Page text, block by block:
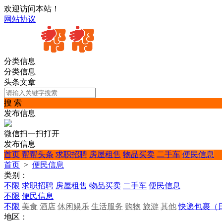
欢迎访问本站！
网站协议
分类信息
分类信息
头条文章
搜 索
发布信息
微信扫一扫打开
发布信息
首页 帮帮头条 求职招聘 房屋租售 物品买卖 二手车 便民信息
首页 > 便民信息
类别：
不限 求职招聘 房屋租售 物品买卖 二手车 便民信息
不限 便民信息
不限 美食 酒店 休闲娱乐 生活服务 购物 旅游 其他 快递包裹（
地区：